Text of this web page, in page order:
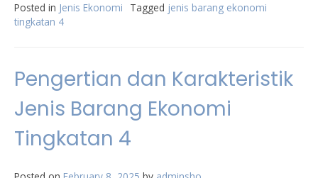
Posted in Jenis Ekonomi Tagged jenis barang ekonomi
tingkatan 4
Pengertian dan Karakteristik
Jenis Barang Ekonomi
Tingkatan 4